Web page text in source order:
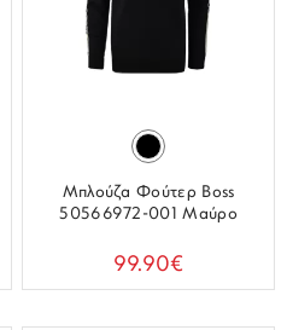
Μπλούζα Φούτερ Boss
50566972-001 Μαύρο
99.90€